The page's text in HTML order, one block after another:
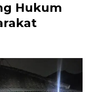
Hukum